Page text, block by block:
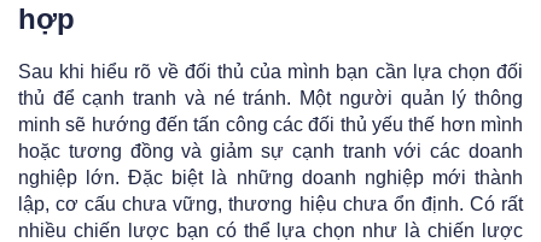
hợp
Sau khi hiểu rõ về đối thủ của mình bạn cần lựa chọn đối
thủ để cạnh tranh và né tránh. Một người quản lý thông
minh sẽ hướng đến tấn công các đối thủ yếu thế hơn mình
hoặc tương đồng và giảm sự cạnh tranh với các doanh
nghiệp lớn. Đặc biệt là những doanh nghiệp mới thành
lập, cơ cấu chưa vững, thương hiệu chưa ổn định. Có rất
nhiều chiến lược bạn có thể lựa chọn như là chiến lược